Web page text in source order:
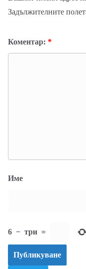
Задължителните
Коментар: *
Име
6 − три =